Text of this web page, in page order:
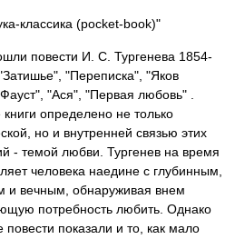
классика (pocket-book)"
повести И. С. Тургенева 1854-
"Переписка", "Яков
"Ася", "Первая любовь" .
определено не только
но и внутренней связью этих
- темой любви. Тургенев на время
человека наедине с глубинным,
и вечным, обнаруживая внем
потребность любить. Однако
повести показали и то, как мало